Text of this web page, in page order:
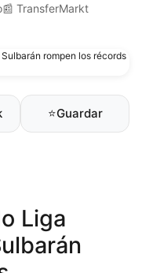
📰 TransferMarkt
⭐Guardar
Liga